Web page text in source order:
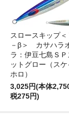
スロースキップ＜
－β＞ カサハラ
ラ：伊豆七島ＳＰ
ットグロー（ス
ホロ）
3,025円(本体
税275円)